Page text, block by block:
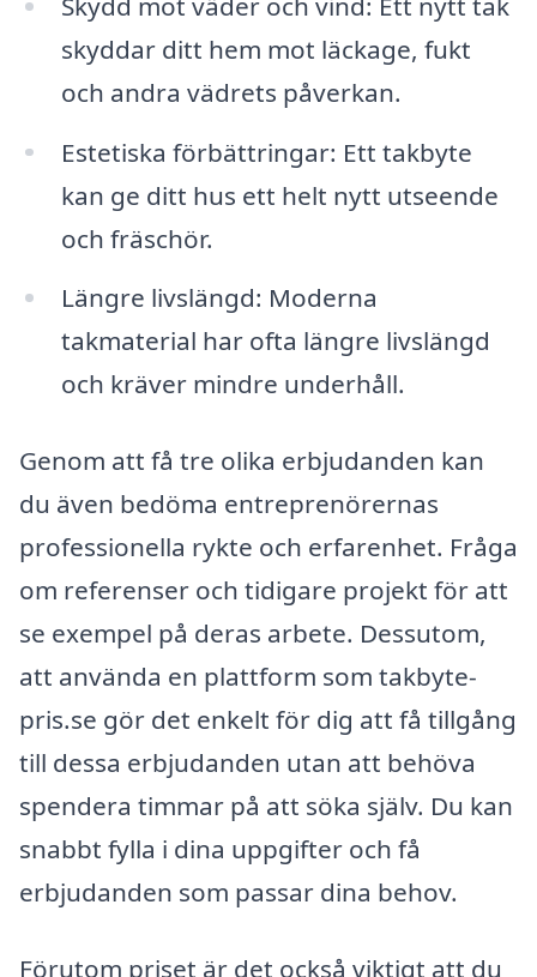
skyddar ditt hem mot läckage, fukt
och andra vädrets påverkan.
Estetiska förbättringar: Ett takbyte
kan ge ditt hus ett helt nytt utseende
och fräschör.
Längre livslängd: Moderna
takmaterial har ofta längre livslängd
och kräver mindre underhåll.
Genom att få tre olika erbjudanden kan
du även bedöma entreprenörernas
professionella rykte och erfarenhet. Fråga
om referenser och tidigare projekt för att
se exempel på deras arbete. Dessutom,
att använda en plattform som takbyte-
pris.se gör det enkelt för dig att få tillgång
till dessa erbjudanden utan att behöva
spendera timmar på att söka själv. Du kan
snabbt fylla i dina uppgifter och få
erbjudanden som passar dina behov.
Förutom priset är det också viktigt att du